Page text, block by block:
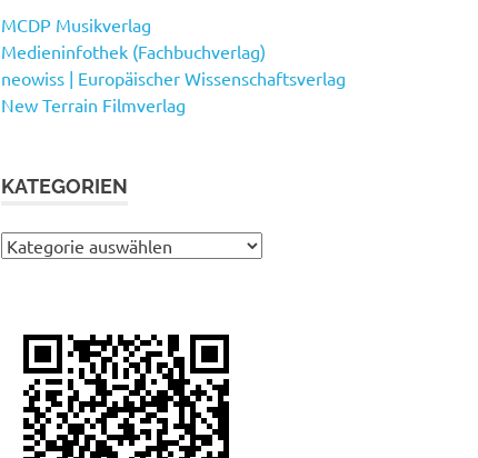
MCDP Musikverlag
Medieninfothek (Fachbuchverlag)
neowiss | Europäischer Wissenschaftsverlag
New Terrain Filmverlag
KATEGORIEN
Kategorien